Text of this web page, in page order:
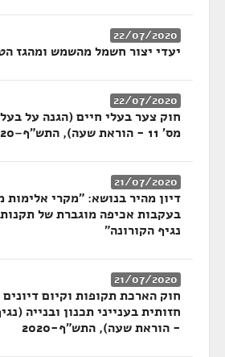
22/07/2020
יעדי יצור חשמל מהשמש ומהגז
22/07/2020
חוק צער בעלי חיים (הגנה על
מס' 11 - הוראת שעה), התש"ף–2020
21/07/2020
דיון מהיר בנושא: "מקרי אלימות
בעקבות אכיפה מוגברת של תקנות
נגיף הקורונה"
21/07/2020
חוק הארכת תקופות וקיום דיונים
חזותית בענייני תכנון ובנייה
- הוראת שעה), התש"ף-2020